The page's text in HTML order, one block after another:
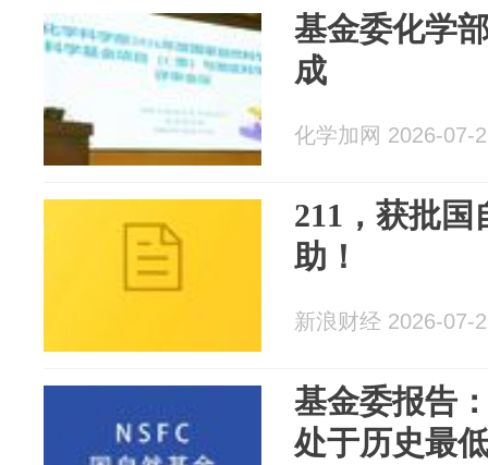
基金委化学
成
化学加网 2026-07-
211，获批
助！
新浪财经 2026-07-
基金委报告
处于历史最